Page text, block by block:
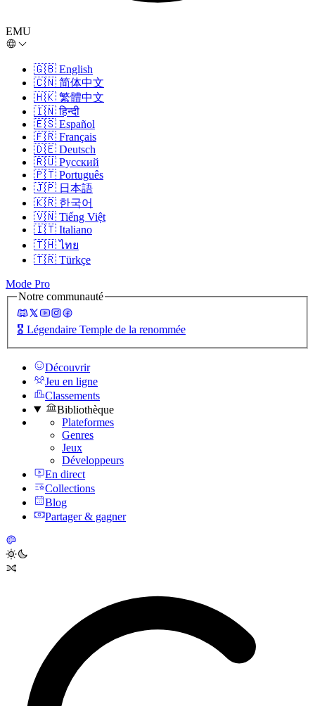
EMU
🇬🇧 English
🇨🇳 简体中文
🇭🇰 繁體中文
🇮🇳 हिन्दी
🇪🇸 Español
🇫🇷 Français
🇩🇪 Deutsch
🇷🇺 Русский
🇵🇹 Português
🇯🇵 日本語
🇰🇷 한국어
🇻🇳 Tiếng Việt
🇮🇹 Italiano
🇹🇭 ไทย
🇹🇷 Türkçe
Mode Pro
Notre communauté
🎖️ Légendaire Temple de la renommée
Découvrir
Jeu en ligne
Classements
Bibliothèque
Plateformes
Genres
Jeux
Développeurs
En direct
Collections
Blog
Partager & gagner